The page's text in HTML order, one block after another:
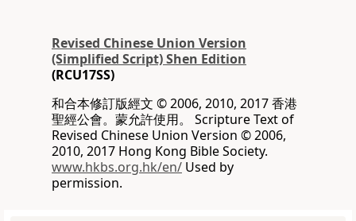
Revised Chinese Union Version
(Simplified Script) Shen Edition
(RCU17SS)
和合本修訂版經文 © 2006, 2010, 2017 香港
聖經公會。蒙允許使用。 Scripture Text of
Revised Chinese Union Version © 2006,
2010, 2017 Hong Kong Bible Society.
www.hkbs.org.hk/en/ Used by
permission.